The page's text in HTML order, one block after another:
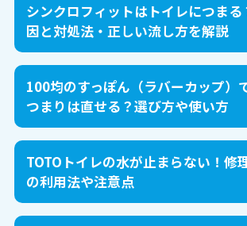
シンクロフィットはトイレにつま
因と対処法・正しい流し方を解説
100均のすっぽん（ラバーカップ）
つまりは直せる？選び方や使い方
TOTOトイレの水が止まらない！修
の利用法や注意点